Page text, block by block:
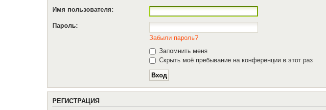
Имя пользователя:
Пароль:
Забыли пароль?
Запомнить меня
Скрыть моё пребывание на конференции в этот раз
РЕГИСТРАЦИЯ